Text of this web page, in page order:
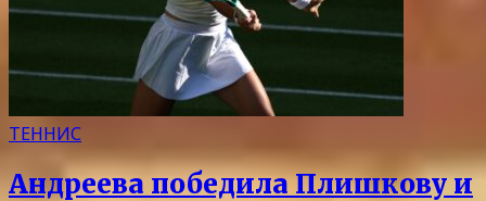
ТЕННИС
Андреева победила Плишкову и